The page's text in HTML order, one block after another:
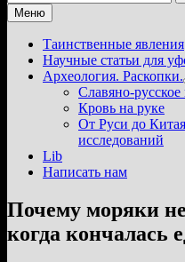
Меню
Таинственные явления
Научные статьи для
Археология. Раскопки.
Славяно-
Кровь на руке
От Руси до
исследований
Lib
Написать нам
Почему моряки
когда кончалась